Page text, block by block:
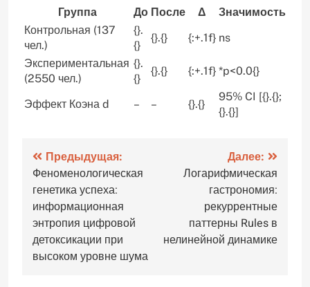
Группа До После Δ
Значимость
Контрольная (137
чел.)
{}.
{}
{}.{} {:+.1f} ns
Экспериментальная
(2550 чел.)
{}.
{}
{}.{} {:+.1f} *p<0.0{}
Эффект Коэна d – – {}.{}
95% CI [{}.{};
{}.{}]
Навигация
по
записям
Предыдущая:
Феноменологическая
генетика успеха:
информационная
энтропия цифровой
детоксикации при
высоком уровне шума
Далее:
Логарифмическая
гастрономия:
рекуррентные
паттерны Rules в
нелинейной динамике